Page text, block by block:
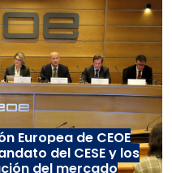
Europea de CEOE
del CESE y los
del mercado